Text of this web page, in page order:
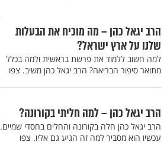
הרב יגאל כהן – מה מוכיח את הבעלות
שלנו על ארץ ישראל?
למה חשוב ללמוד את פרשת בראשית ולמה בכלל
מתואר סיפור הבריאה? הרב יגאל כהן משיב. צפו
הרב יגאל כהן – למה חליתי בקורונה?
הרב יגאל כהן חלה בקורונה והחלים בחסדי שמיים.
עכשיו הוא מסביר למה זה הגיע גם אליו. צפו